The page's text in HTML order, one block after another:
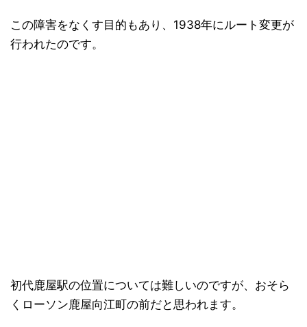
この障害をなくす目的もあり、1938年にルート変更が
行われたのです。
初代鹿屋駅の位置については難しいのですが、おそら
くローソン鹿屋向江町の前だと思われます。